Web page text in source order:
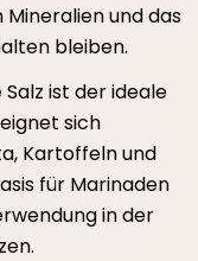
und das
bleiben.
ist der ideale
sich
Kartoffeln und
für Marinaden
in der